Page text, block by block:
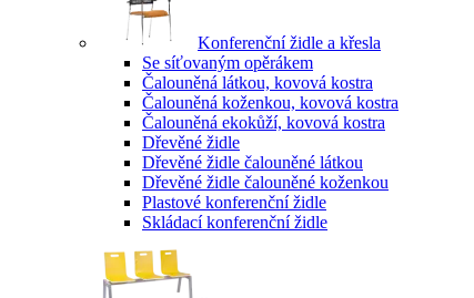
Konferenční židle a křesla
Se síťovaným opěrákem
Čalouněná látkou, kovová kostra
Čalouněná koženkou, kovová kostra
Čalouněná ekokůží, kovová kostra
Dřevěné židle
Dřevěné židle čalouněné látkou
Dřevěné židle čalouněné koženkou
Plastové konferenční židle
Skládací konferenční židle